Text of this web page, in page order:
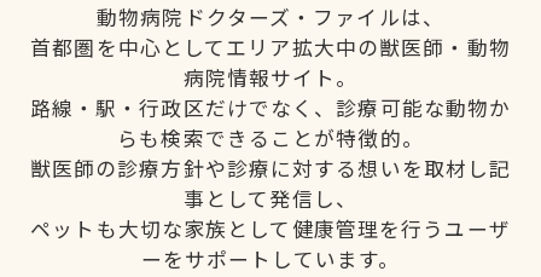
動物病院ドクターズ・ファイルは、
首都圏を中心としてエリア拡大中の獣医師・動物
病院情報サイト。
路線・駅・行政区だけでなく、診療可能な動物か
らも検索できることが特徴的。
獣医師の診療方針や診療に対する想いを取材し記
事として発信し、
ペットも大切な家族として健康管理を行うユーザ
ーをサポートしています。